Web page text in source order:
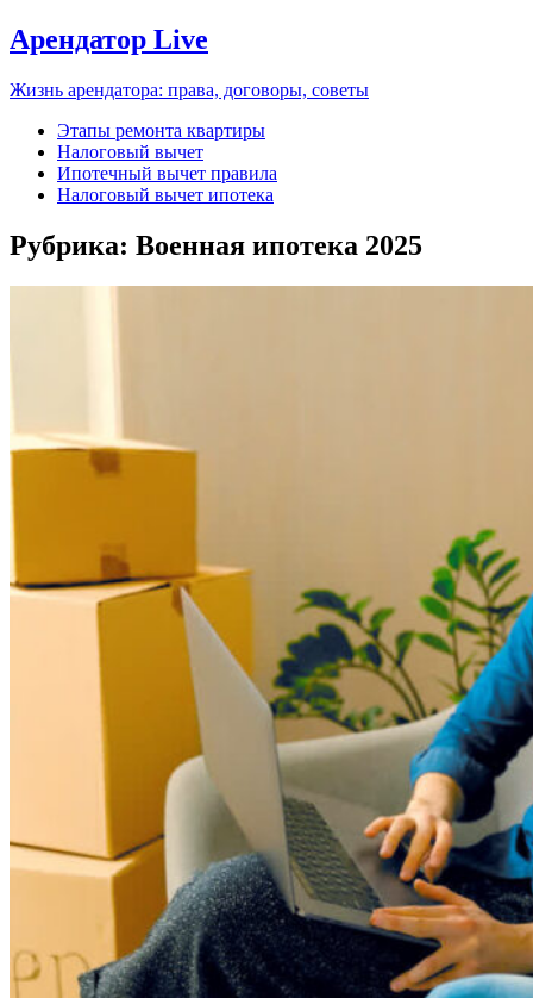
Арендатор Live
Жизнь арендатора: права, договоры, советы
Этапы ремонта квартиры
Налоговый вычет
Ипотечный вычет правила
Налоговый вычет ипотека
Рубрика: Военная ипотека 2025